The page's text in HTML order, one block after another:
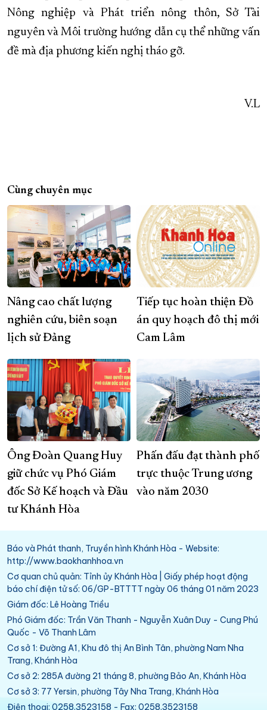
Nông nghiệp và Phát triển nông thôn, Sở Tài
nguyên và Môi trường hướng dẫn cụ thể những vấn
đề mà địa phương kiến nghị tháo gỡ.
V.L
Cùng chuyên mục
Nâng cao chất lượng
nghiên cứu, biên soạn
lịch sử Đảng
Tiếp tục hoàn thiện Đồ
án quy hoạch đô thị mới
Cam Lâm
Ông Đoàn Quang Huy
giữ chức vụ Phó Giám
đốc Sở Kế hoạch và Đầu
tư Khánh Hòa
Phấn đấu đạt thành phố
trực thuộc Trung ương
vào năm 2030
Báo và Phát thanh, Truyền hình Khánh Hòa - Website:
http://www.baokhanhhoa.vn
Cơ quan chủ quản: Tỉnh ủy Khánh Hòa | Giấy phép hoạt động
báo chí điện tử số: 06/GP-BTTTT ngày 06 tháng 01 năm 2023
Giám đốc: Lê Hoàng Triều
Phó Giám đốc: Trần Văn Thanh - Nguyễn Xuân Duy - Cung Phú
Quốc - Võ Thanh Lâm
Cơ sở 1: Đường A1, Khu đô thị An Bình Tân, phường Nam Nha
Trang, Khánh Hòa
Cơ sở 2: 285A đường 21 tháng 8, phường Bảo An, Khánh Hòa
Cơ sở 3: 77 Yersin, phường Tây Nha Trang, Khánh Hòa
Điện thoại: 0258.3523158 - Fax: 0258.3523158